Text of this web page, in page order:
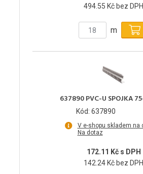
494.55 Kč bez DPH
m
637890 PVC-U SPOJKA
Kód: 637890
V e-shopu skladem na
Na dotaz
172.11 Kč s DPH
142.24 Kč bez DPH